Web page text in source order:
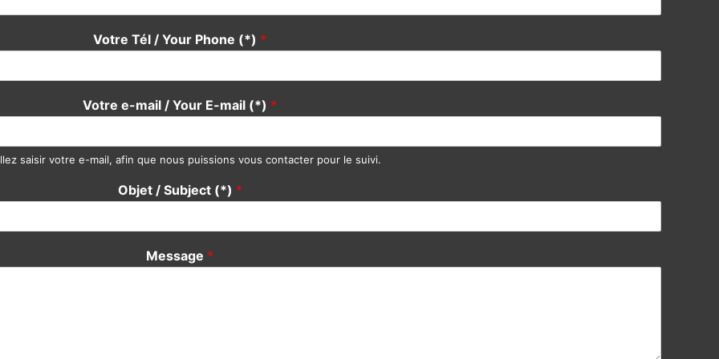
Votre Tél / Your Phone (*) *
Votre e-mail / Your E-mail (*) *
saisir votre e-mail, afin que nous puissions vous contacter pour le suivi.
Objet / Subject (*) *
Message *